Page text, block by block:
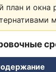
план и окна